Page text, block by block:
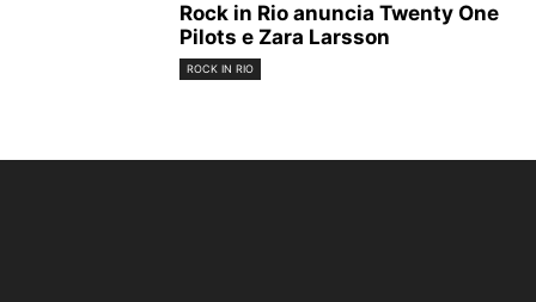
Rock in Rio anuncia Twenty One
Pilots e Zara Larsson
ROCK IN RIO